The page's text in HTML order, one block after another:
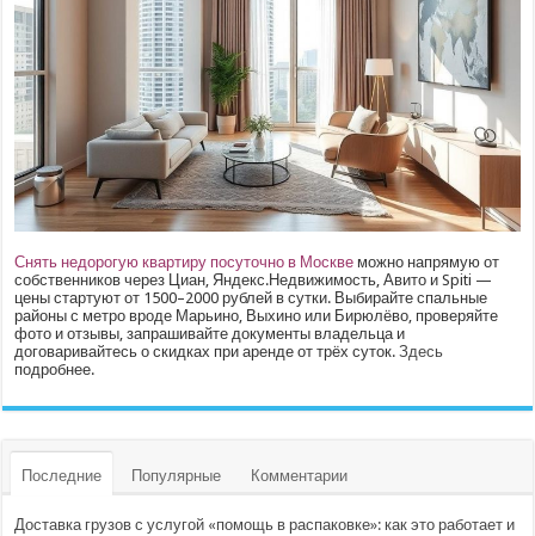
Снять недорогую квартиру посуточно в Москве можно напрямую от
собственников через Циан, Яндекс.Недвижимость, Авито и Spiti —
цены стартуют от 1500–2000 рублей в сутки. Выбирайте спальные
районы с метро вроде Марьино, Выхино или Бирюлёво, проверяйте
фото и отзывы, запрашивайте документы владельца и
договаривайтесь о скидках при аренде от трёх суток.Здесь
подробнее.
Последние Популярные Комментарии
Доставка грузов с услугой «помощь в распаковке»: как это работает и